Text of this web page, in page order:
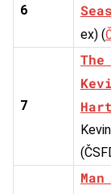
6
ex) (
7
Hart